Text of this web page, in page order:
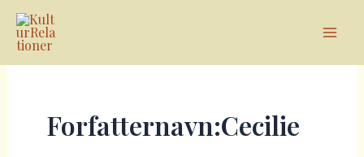
indholdet
Forfatternavn:Cecilie